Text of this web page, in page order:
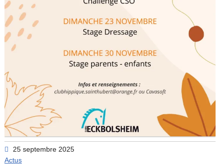
25 septembre 2025
Actus